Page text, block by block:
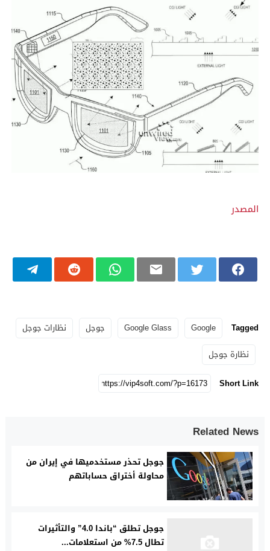
المصدر
Tagged
Google
Google Glass جوجل
نظارات جوجل
نظارة جوجل
Short Link
Related News
جوجل تحذر مستخدميها في إيران من
محاولة أختراق حساباتهم
جوجل تطلق “باندا 4.0” والتأثيرات
تطال 7.5% من استعلامات...